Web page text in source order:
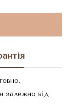
залежно від